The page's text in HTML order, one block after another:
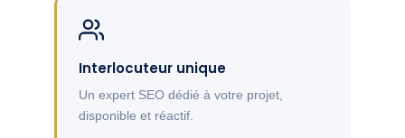
Interlocuteur unique
Un expert SEO dédié à votre projet,
disponible et réactif.